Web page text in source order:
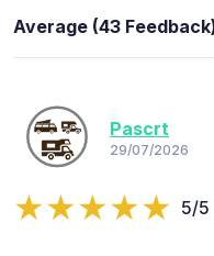
Average (43
Pascrt
29/07/2026
5/5